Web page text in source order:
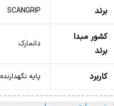
برند SCANGRIP
کشور مبدا
برند
دانمارک
کاربرد پایه نگهدارنده